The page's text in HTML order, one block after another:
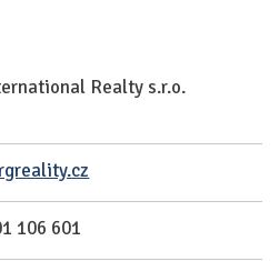
Realty s.r.o.
106 601